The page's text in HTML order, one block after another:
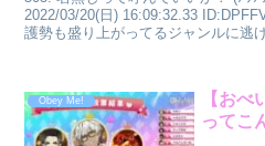
2022/03/20(日) 16:09:32.33
護勢も盛り上がってるジャンルに逃
Obey Me!
【お
って